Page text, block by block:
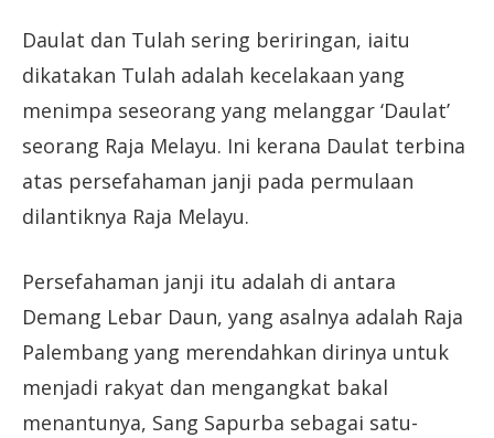
Daulat dan Tulah sering beriringan, iaitu
dikatakan Tulah adalah kecelakaan yang
menimpa seseorang yang melanggar ‘Daulat’
seorang Raja Melayu. Ini kerana Daulat terbina
atas persefahaman janji pada permulaan
dilantiknya Raja Melayu.
Persefahaman janji itu adalah di antara
Demang Lebar Daun, yang asalnya adalah Raja
Palembang yang merendahkan dirinya untuk
menjadi rakyat dan mengangkat bakal
menantunya, Sang Sapurba sebagai satu-